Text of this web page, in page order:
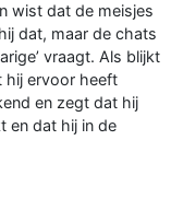
wist dat de meisjes
dat, maar de chats
vraagt. Als blijkt
hij ervoor heeft
en zegt dat hij
en dat hij in de